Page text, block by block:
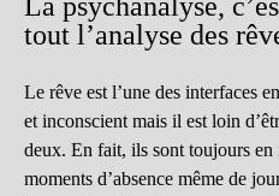
La psychanalyse,
tout l’analyse des
Le rêve est l’une des interfaces
et inconscient mais il est loin
deux. En fait, ils sont toujours en
moments d’absence même de